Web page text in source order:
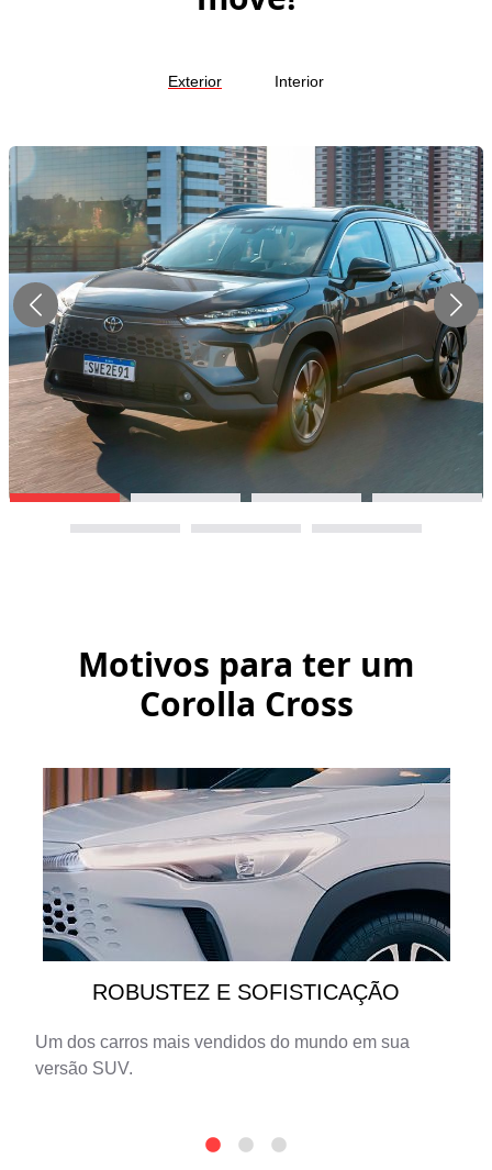
Exterior Interior
Motivos para ter um
Corolla Cross
ROBUSTEZ E SOFISTICAÇÃO
Um dos carros mais vendidos do mundo em sua
versão SUV.